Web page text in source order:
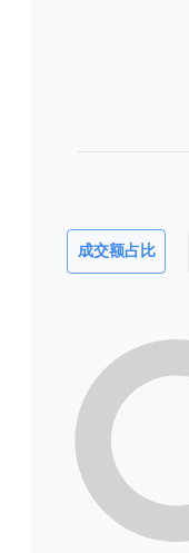
成交额占比